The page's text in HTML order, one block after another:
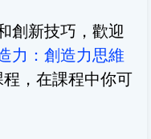
創新技巧，歡迎
力：創造力思維
，在課程中你可